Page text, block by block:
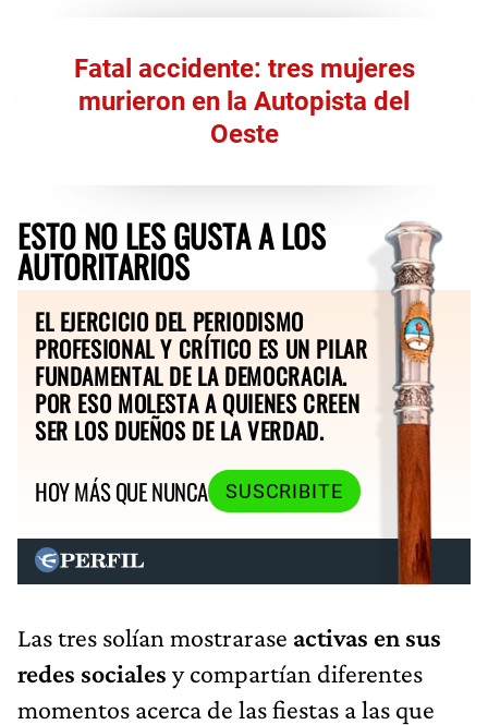
Fatal accidente: tres mujeres
murieron en la Autopista del
Oeste
ESTO NO LES GUSTA A LOS
AUTORITARIOS
EL EJERCICIO DEL PERIODISMO
PROFESIONAL Y CRÍTICO ES UN PILAR
FUNDAMENTAL DE LA DEMOCRACIA.
POR ESO MOLESTA A QUIENES CREEN
SER LOS DUEÑOS DE LA VERDAD.
HOY MÁS QUE NUNCA
SUSCRIBITE
Las tres solían mostrarase activas en sus
redes sociales y compartían diferentes
momentos acerca de las fiestas a las que